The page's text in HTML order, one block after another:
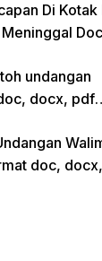
Di Kotak
undangan
docx, pdf
doc,